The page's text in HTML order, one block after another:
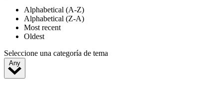
Alphabetical (A-Z)
Alphabetical (Z-A)
Most recent
Oldest
Seleccione una categoría de tema
Any